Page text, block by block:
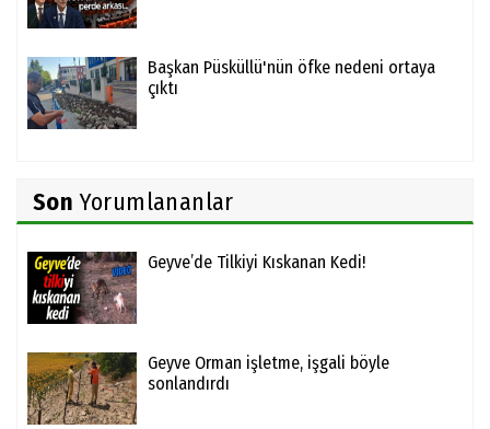
Başkan Püsküllü'nün öfke nedeni ortaya
çıktı
Son Yorumlananlar
Geyve’de Tilkiyi Kıskanan Kedi!
Geyve Orman işletme, işgali böyle
sonlandırdı